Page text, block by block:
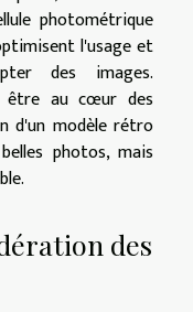
photométrique
l'usage et
des images.
au cœur des
d'un modèle rétro
photos, mais
des